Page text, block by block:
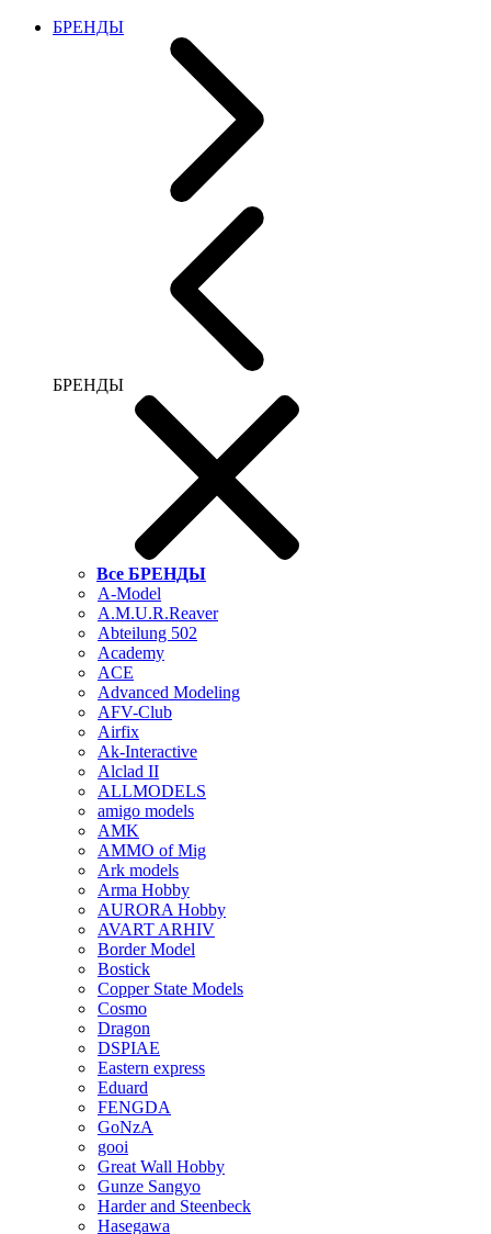
БРЕНДЫ
БРЕНДЫ
Все БРЕНДЫ
A-Model
A.M.U.R.Reaver
Abteilung 502
Academy
ACE
Advanced Modeling
AFV-Club
Airfix
Ak-Interactive
Alclad II
ALLMODELS
amigo models
AMK
AMMO of Mig
Ark models
Arma Hobby
AURORA Hobby
AVART ARHIV
Border Model
Bostick
Copper State Models
Cosmo
Dragon
DSPIAE
Eastern express
Eduard
FENGDA
GoNzA
gooi
Great Wall Hobby
Gunze Sangyo
Harder and Steenbeck
Hasegawa